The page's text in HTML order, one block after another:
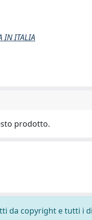
IN ITALIA
prodotto.
da copyright e tutti i